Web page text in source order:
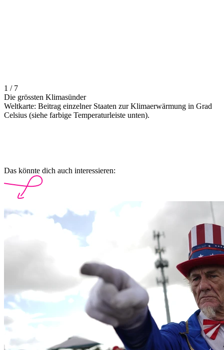
1 / 7
Die grössten Klimasünder
Weltkarte: Beitrag einzelner Staaten zur Klimaerwärmung in Grad
Celsius (siehe farbige Temperaturleiste unten).
Das könnte dich auch interessieren: